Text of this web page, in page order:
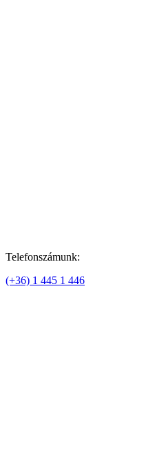
Telefonszámunk:
(+36) 1 445 1 446